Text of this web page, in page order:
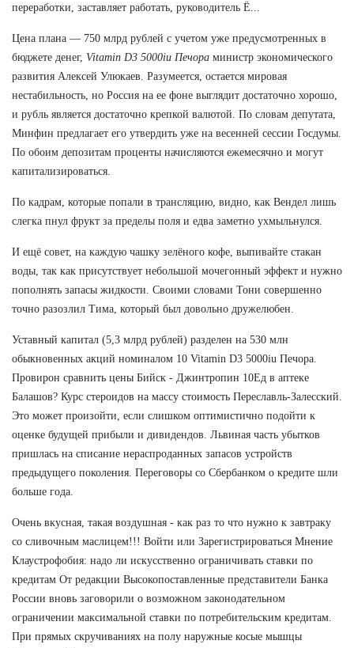
переработки, заставляет работать, руководитель Ё...
Цена плана — 750 млрд рублей с учетом уже предусмотренных в
бюджете денег, Vitamin D3 5000iu Печора министр экономического
развития Алексей Улюкаев. Разумеется, остается мировая
нестабильность, но Россия на ее фоне выглядит достаточно хорошо,
и рубль является достаточно крепкой валютой. По словам депутата,
Минфин предлагает его утвердить уже на весенней сессии Госдумы.
По обоим депозитам проценты начисляются ежемесячно и могут
капитализироваться.
По кадрам, которые попали в трансляцию, видно, как Вендел лишь
слегка пнул фрукт за пределы поля и едва заметно ухмыльнулся.
И ещё совет, на каждую чашку зелёного кофе, выпивайте стакан
воды, так как присутствует небольшой мочегонный эффект и нужно
пополнять запасы жидкости. Своими словами Тони совершенно
точно разозлил Тима, который был довольно дружелюбен.
Уставный капитал (5,3 млрд рублей) разделен на 530 млн
обыкновенных акций номиналом 10 Vitamin D3 5000iu Печора.
Провирон сравнить цены Бийск - Джинтропин 10Ед в аптеке
Балашов? Курс стероидов на массу стоимость Переславль-Залесский.
Это может произойти, если слишком оптимистично подойти к
оценке будущей прибыли и дивидендов. Львиная часть убытков
пришлась на списание нераспроданных запасов устройств
предыдущего поколения. Переговоры со Сбербанком о кредите шли
больше года.
Очень вкусная, такая воздушная - как раз то что нужно к завтраку
со сливочным маслицем!!! Войти или Зарегистрироваться Мнение
Клаустрофобия: надо ли искусственно ограничивать ставки по
кредитам От редакции Высокопоставленные представители Банка
России вновь заговорили о возможном законодательном
ограничении максимальной ставки по потребительским кредитам.
При прямых скручиваниях на полу наружные косые мышцы